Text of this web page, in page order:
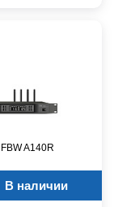
A140R
В наличии